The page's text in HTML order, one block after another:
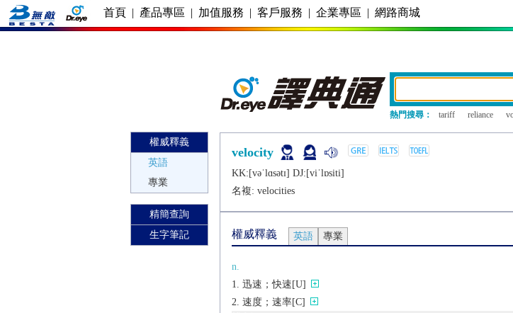
首頁 | 產品專區 | 加值服務 | 客戶服務 | 企業專區 | 網路商城
熱門搜尋： tariff reliance
權威釋義
英語
專業
精簡查詢
生字筆記
velocity
KK:[vǝˈlɑsǝtɪ] DJ:[viˈlɒsiti]
名複: velocities
權威釋義 英語 專業
n.
迅速；快速[U]
速度；速率[C]